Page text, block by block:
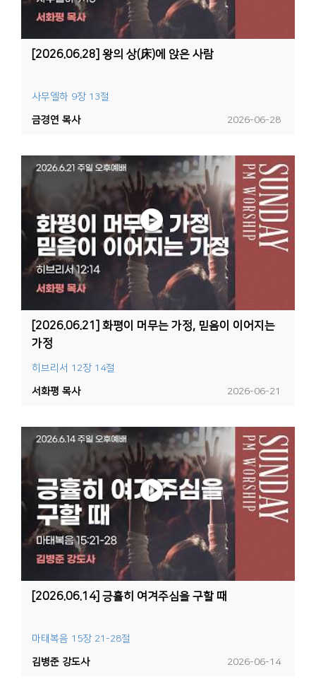
[2026.06.28] 왕의 상(床)에 앉은 사람
사무엘하 9장 13절
2026-06-28
금경연 목사
[2026.06.21] 화평이 머무는 가정, 믿음이 이어지는
가정
히브리서 12장 14절
2026-06-21
서화평 목사
[2026.06.14] 긍휼히 여겨주심을 구할 때
마태복음 15장 21-28절
2026-06-14
김병준 강도사